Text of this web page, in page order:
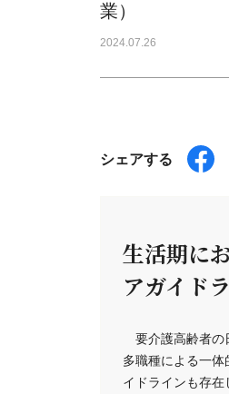
業）
2024.07.26
シェアする
生活期に
アガイド
要介護高齢者の
多職種による一
イドラインも存